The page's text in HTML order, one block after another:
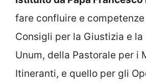
fare confluire e
Consigli per la Giustizia e la
Unum, della Pastorale per i
Itineranti, e quello per gli